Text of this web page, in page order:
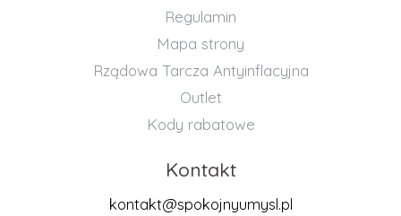
Regulamin
Mapa strony
Rządowa Tarcza Antyinflacyjna
Outlet
Kody rabatowe
Kontakt
kontakt@spokojnyumysl.pl